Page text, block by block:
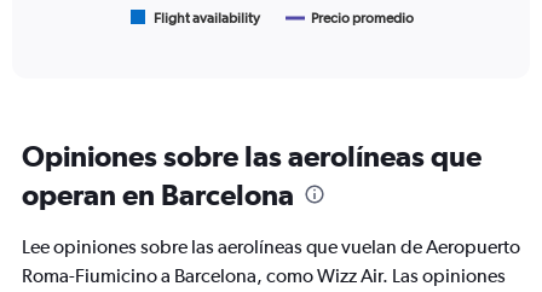
6
The
has
2
Flight availability Precio promedio
Opiniones sobre las aerolíneas que
operan en Barcelona
Lee opiniones sobre las aerolíneas que vuelan de Aeropuerto
Roma-Fiumicino a Barcelona, como Wizz Air. Las opiniones